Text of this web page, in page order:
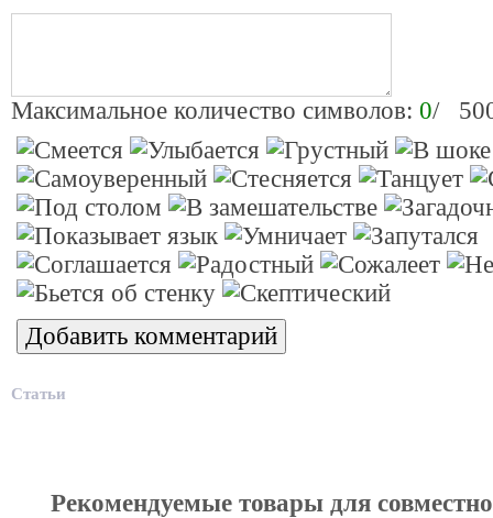
Максимальное количество символов: 0/
Статьи
Рекомендуемые товары для